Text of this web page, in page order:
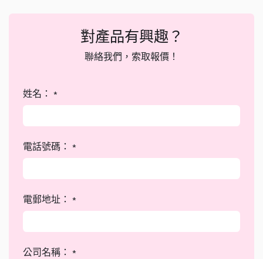
對產品有興趣？
聯絡我們，索取報價！
姓名： *
電話號碼： *
電郵地址： *
公司名稱： *